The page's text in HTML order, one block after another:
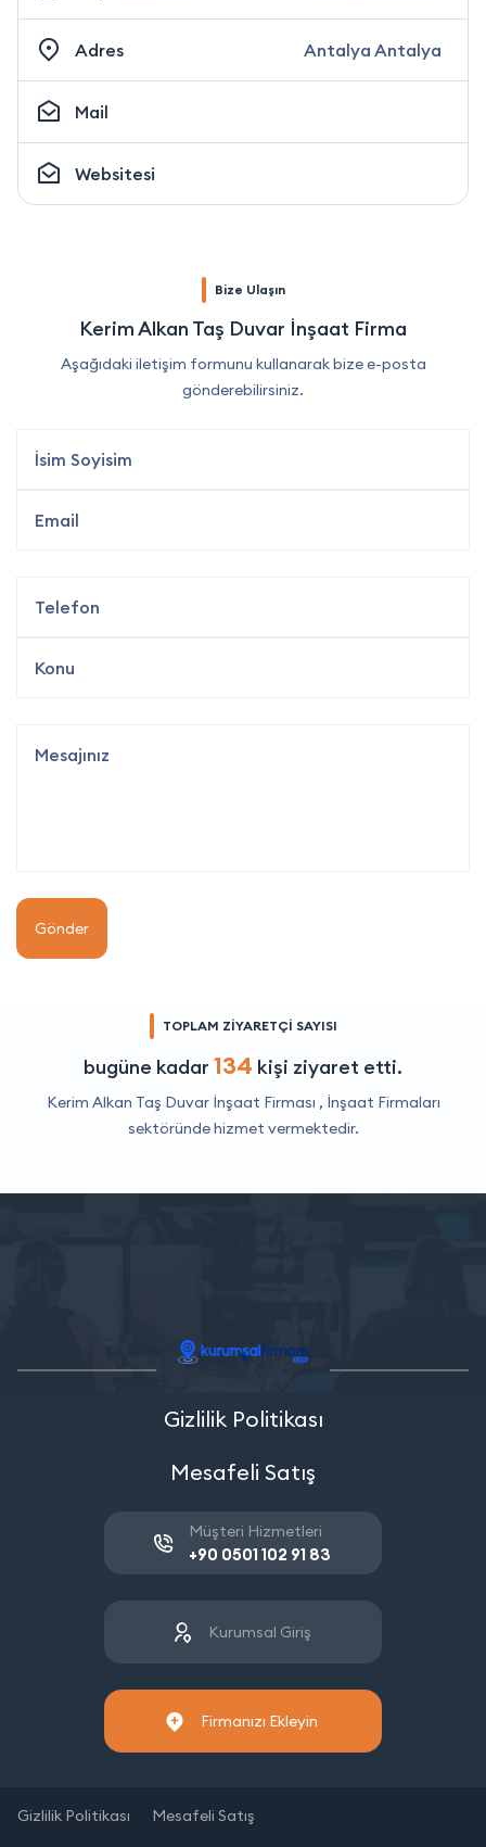
Adres Antalya Antalya
Mail
Websitesi
Bize Ulaşın
Kerim Alkan Taş Duvar İnşaat Firma
Aşağıdaki iletişim formunu kullanarak bize e-posta
gönderebilirsiniz.
Gönder
TOPLAM ZİYARETÇİ SAYISI
bugüne kadar 134 kişi ziyaret etti.
Kerim Alkan Taş Duvar İnşaat Firması , İnşaat Firmaları
sektöründe hizmet vermektedir.
Gizlilik Politikası
Mesafeli Satış
Müşteri Hizmetleri
+90 0501 102 91 83
Kurumsal Giriş
Firmanızı Ekleyin
Gizlilik Politikası Mesafeli Satış